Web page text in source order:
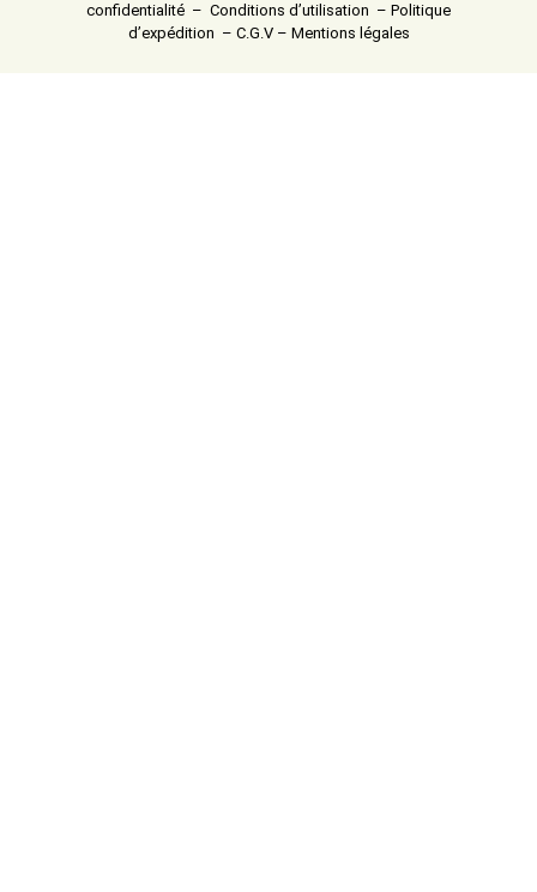
confidentialité – Conditions d’utilisation – Politique
d’expédition – C.G.V– Mentions légales